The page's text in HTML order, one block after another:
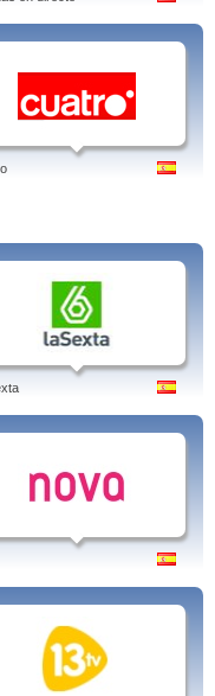
Roland Garros,
Mitele - Cutrao, Telecinco,
mitele en directo. Tag:
champions league